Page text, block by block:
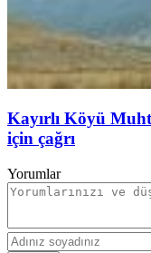
Kayırlı Köyü
için çağrı
Yorumlar